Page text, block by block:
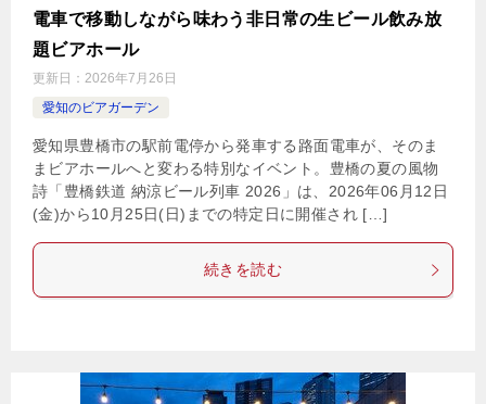
電車で移動しながら味わう非日常の生ビール飲み放
題ビアホール
更新日： 2026年7月26日
愛知のビアガーデン
愛知県豊橋市の駅前電停から発車する路面電車が、そのま
まビアホールへと変わる特別なイベント。豊橋の夏の風物
詩「豊橋鉄道 納涼ビール列車 2026」は、2026年06月12日
(金)から10月25日(日)までの特定日に開催され […]
続きを読む